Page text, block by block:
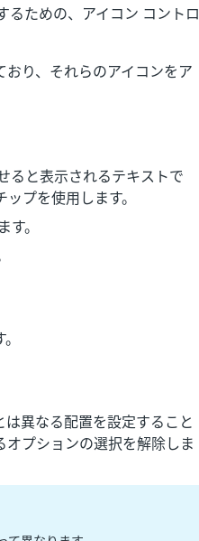
ための、アイコン コントロ
り、それらのアイコンをア
ると表示されるテキストで
プを使用します。
。
異なる配置を設定すること
プションの選択を解除しま